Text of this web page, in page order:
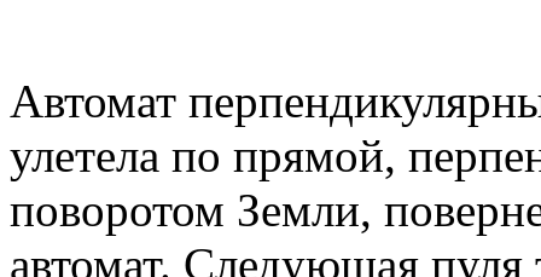
Автомат
улетела по прямой,
поворотом Земли,
автомат. Следующая